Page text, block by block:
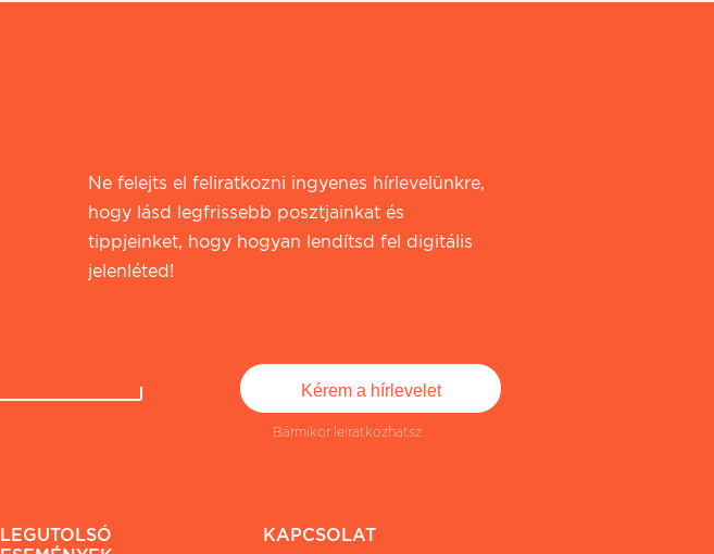
Ne felejts el feliratkozni ingyenes hírlevelünkre,
hogy lásd legfrissebb posztjainkat és
tippjeinket, hogy hogyan lendítsd fel digitális
jelenléted!
Bármikor leiratkozhatsz
LEGUTOLSÓ
KAPCSOLAT